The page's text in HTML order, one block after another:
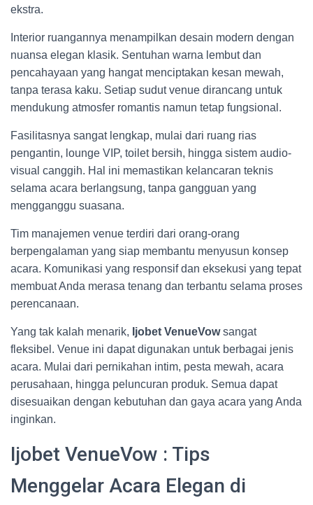
ekstra.
Interior ruangannya menampilkan desain modern dengan
nuansa elegan klasik. Sentuhan warna lembut dan
pencahayaan yang hangat menciptakan kesan mewah,
tanpa terasa kaku. Setiap sudut venue dirancang untuk
mendukung atmosfer romantis namun tetap fungsional.
Fasilitasnya sangat lengkap, mulai dari ruang rias
pengantin, lounge VIP, toilet bersih, hingga sistem audio-
visual canggih. Hal ini memastikan kelancaran teknis
selama acara berlangsung, tanpa gangguan yang
mengganggu suasana.
Tim manajemen venue terdiri dari orang-orang
berpengalaman yang siap membantu menyusun konsep
acara. Komunikasi yang responsif dan eksekusi yang tepat
membuat Anda merasa tenang dan terbantu selama proses
perencanaan.
Yang tak kalah menarik, Ijobet VenueVowsangat
fleksibel. Venue ini dapat digunakan untuk berbagai jenis
acara. Mulai dari pernikahan intim, pesta mewah, acara
perusahaan, hingga peluncuran produk. Semua dapat
disesuaikan dengan kebutuhan dan gaya acara yang Anda
inginkan.
Ijobet VenueVow : Tips
Menggelar Acara Elegan di